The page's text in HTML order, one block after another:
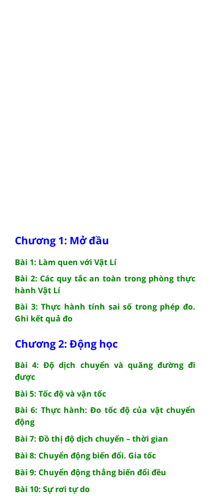
Chương 1: Mở đầu
Bài 1: Làm quen với Vật Lí
Bài 2: Các quy tắc an toàn trong phòng thực
hành Vật Lí
Bài 3: Thực hành tính sai số trong phép đo.
Ghi kết quả đo
Chương 2: Động học
Bài 4: Độ dịch chuyển và quãng đường đi
được
Bài 5: Tốc độ và vận tốc
Bài 6: Thực hành: Đo tốc độ của vật chuyển
động
Bài 7: Đồ thị độ dịch chuyển – thời gian
Bài 8: Chuyển động biến đổi. Gia tốc
Bài 9: Chuyển động thẳng biến đổi đều
Bài 10: Sự rơi tự do